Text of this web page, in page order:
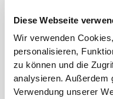
Diese Webseite
Wir verwenden
personalisieren,
zu können und die
analysieren. Außerdem
Verwendung unserer
4.8 (5
Ähnliche Produkte